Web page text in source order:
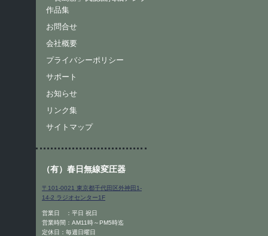
作品集
お問合せ
会社概要
プライバシーポリシー
サポート
お知らせ
リンク集
サイトマップ
（有）春日無線変圧器
〒101-0021 東京都千代田区外神田1-
14-2 ラジオセンター1F
営業日 ：平日 祝日
営業時間：AM11時～PM5時迄
定休日：毎週日曜日